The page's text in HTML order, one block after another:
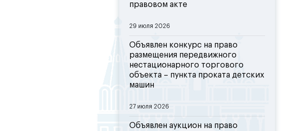
правовом акте
29 июля 2026
Объявлен конкурс на право
размещения передвижного
нестационарного торгового
объекта – пункта проката детских
машин
27 июля 2026
Объявлен аукцион на право